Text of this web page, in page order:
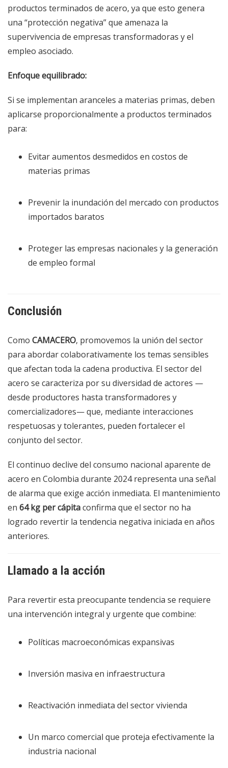
productos terminados de acero, ya que esto genera
una “protección negativa” que amenaza la
supervivencia de empresas transformadoras y el
empleo asociado.
Enfoque equilibrado:
Si se implementan aranceles a materias primas, deben
aplicarse proporcionalmente a productos terminados
para:
Evitar aumentos desmedidos en costos de
materias primas
Prevenir la inundación del mercado con productos
importados baratos
Proteger las empresas nacionales y la generación
de empleo formal
Conclusión
Como CAMACERO, promovemos la unión del sector
para abordar colaborativamente los temas sensibles
que afectan toda la cadena productiva. El sector del
acero se caracteriza por su diversidad de actores —
desde productores hasta transformadores y
comercializadores— que, mediante interacciones
respetuosas y tolerantes, pueden fortalecer el
conjunto del sector.
El continuo declive del consumo nacional aparente de
acero en Colombia durante 2024 representa una señal
de alarma que exige acción inmediata. El mantenimiento
en 64 kg per cápitaconfirma que el sector no ha
logrado revertir la tendencia negativa iniciada en años
anteriores.
Llamado a la acción
Para revertir esta preocupante tendencia se requiere
una intervención integral y urgente que combine:
Políticas macroeconómicas expansivas
Inversión masiva en infraestructura
Reactivación inmediata del sector vivienda
Un marco comercial que proteja efectivamente la
industria nacional